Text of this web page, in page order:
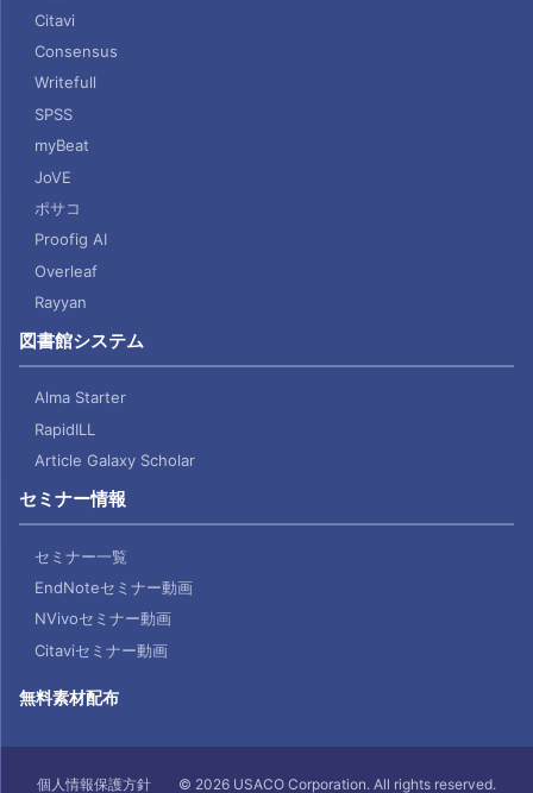
Citavi
Consensus
Writefull
SPSS
myBeat
JoVE
ポサコ
Proofig AI
Overleaf
Rayyan
図書館システム
Alma Starter
RapidILL
Article Galaxy Scholar
セミナー情報
セミナー一覧
EndNoteセミナー動画
NVivoセミナー動画
Citaviセミナー動画
無料素材配布
個人情報保護方針 © 2026 USACO Corporation. All rights reserved.